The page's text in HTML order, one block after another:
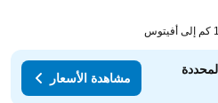
مشاهدة الأسعار